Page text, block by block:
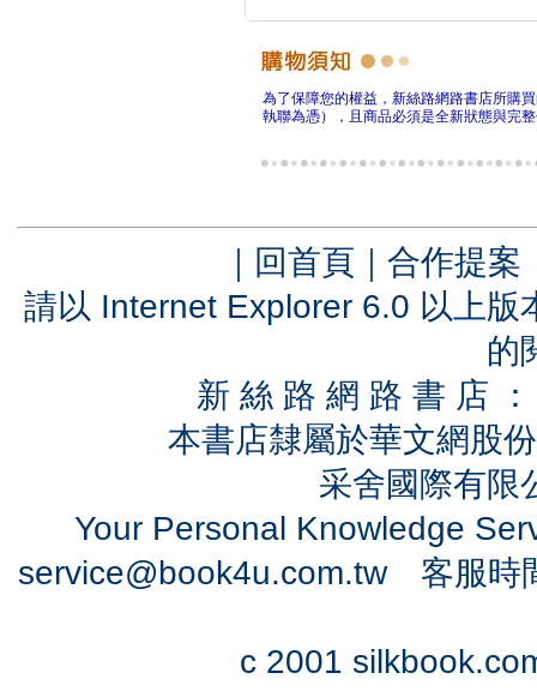
為了保障您的權益，新絲路網路書店所購
執聯為憑），且商品必須是全新狀態與完
｜ 回首頁 ｜ 合作提案
請以 Internet Explorer 6.0 以上
的
新 絲 路 網 路 書 店
本書店隸屬於華文網股
采舍國際有
Your Personal Knowledge
service@book4u.com.tw客服時
c 2001